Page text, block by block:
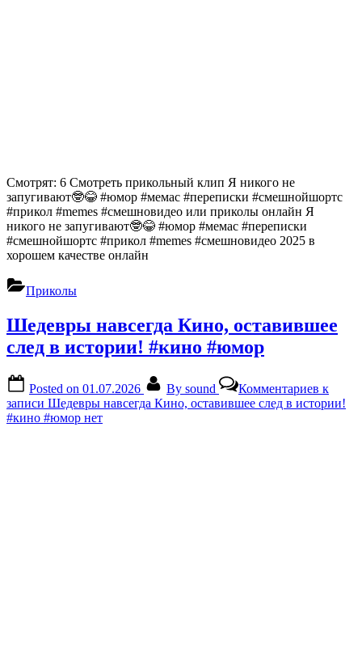
Смотрят: 6 Смотреть прикольный клип Я никого не
запугивают🤓😂 #юмор #мемас #переписки #смешнойшортс
#прикол #memes #смешновидео или приколы онлайн Я
никого не запугивают🤓😂 #юмор #мемас #переписки
#смешнойшортс #прикол #memes #смешновидео 2025 в
хорошем качестве онлайн
Приколы
Шедевры навсегда Кино, оставившее
след в истории! #кино #юмор
Posted on 01.07.2026 By sound Комментариев к
записи Шедевры навсегда Кино, оставившее след в истории!
#кино #юмор нет